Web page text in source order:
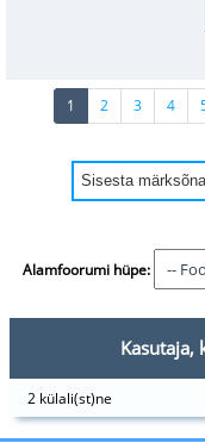
1 (current)
2 3 4
Alamfoorumi hüpe:
Kasutaja,
2 külali(st)ne